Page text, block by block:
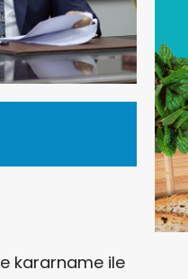
kararname ile